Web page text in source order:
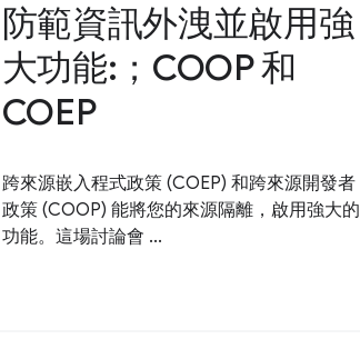
防範資訊外洩並啟用強
大功能:；COOP 和
COEP
跨來源嵌入程式政策 (COEP) 和跨來源開發者
政策 (COOP) 能將您的來源隔離，啟用強大的
功能。這場討論會 ...